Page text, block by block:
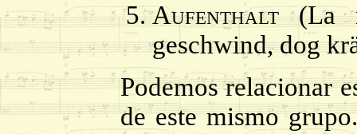
Aufenthalt(La
geschwind, dog
Podemos relacionar
de este mismo